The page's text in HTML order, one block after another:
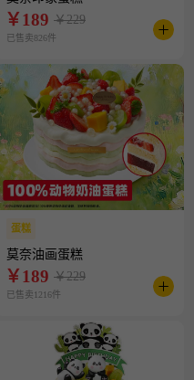
￥189 ￥229
已售卖826件
蛋糕
莫奈油画蛋糕
￥189 ￥229
已售卖1216件